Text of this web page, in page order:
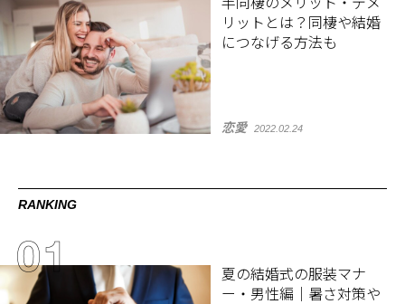
半同棲のメリット・デメ
リットとは？同棲や結婚
につなげる方法も
恋愛 2022.02.24
RANKING
夏の結婚式の服装マナ
ー・男性編｜暑さ対策や